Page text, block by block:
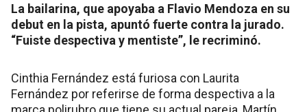
La bailarina, que apoyaba a Flavio Mendoza en su
debut en la pista, apuntó fuerte contra la jurado.
“Fuiste despectiva y mentiste”, le recriminó.
Cinthia Fernández está furiosa con Laurita
Fernández por referirse de forma despectiva a la